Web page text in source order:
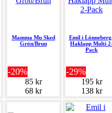
Mamma Mu Sked
Grön/Brun
-20%
85 kr
68 kr
Emil i
Haklapp Multi
Pack
-29%
195 kr
138 kr